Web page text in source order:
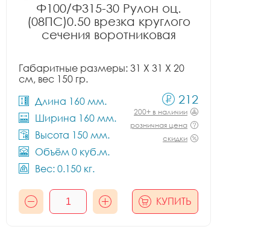
Ф100/Ф315-30 Рулон оц.
(08ПС)0.50 врезка круглого
сечения воротниковая
Габаритные размеры: 31 X 31 X 20
см, вес 150 гр.
Длина 160 мм.
Ширина 160 мм.
Высота 150 мм.
Объём 0 куб.м.
Вес: 0.150 кг.
212
200+ в наличии
розничная цена
скидки
КУПИТЬ